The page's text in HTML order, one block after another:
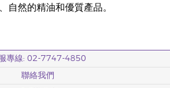
自然的精油和優質產品。
專線: 02-7747-4850
聯絡我們